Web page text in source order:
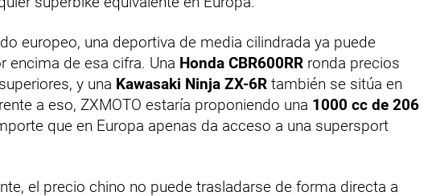
europeo, una deportiva de media cilindrada ya puede
encima de esa cifra. Una Honda CBR600RR ronda precios
y una Kawasaki Ninja ZX-6R también se sitúa en
a eso, ZXMOTO estaría proponiendo una 1000 cc de 206
que en Europa apenas da acceso a una supersport
el precio chino no puede trasladarse de forma directa a